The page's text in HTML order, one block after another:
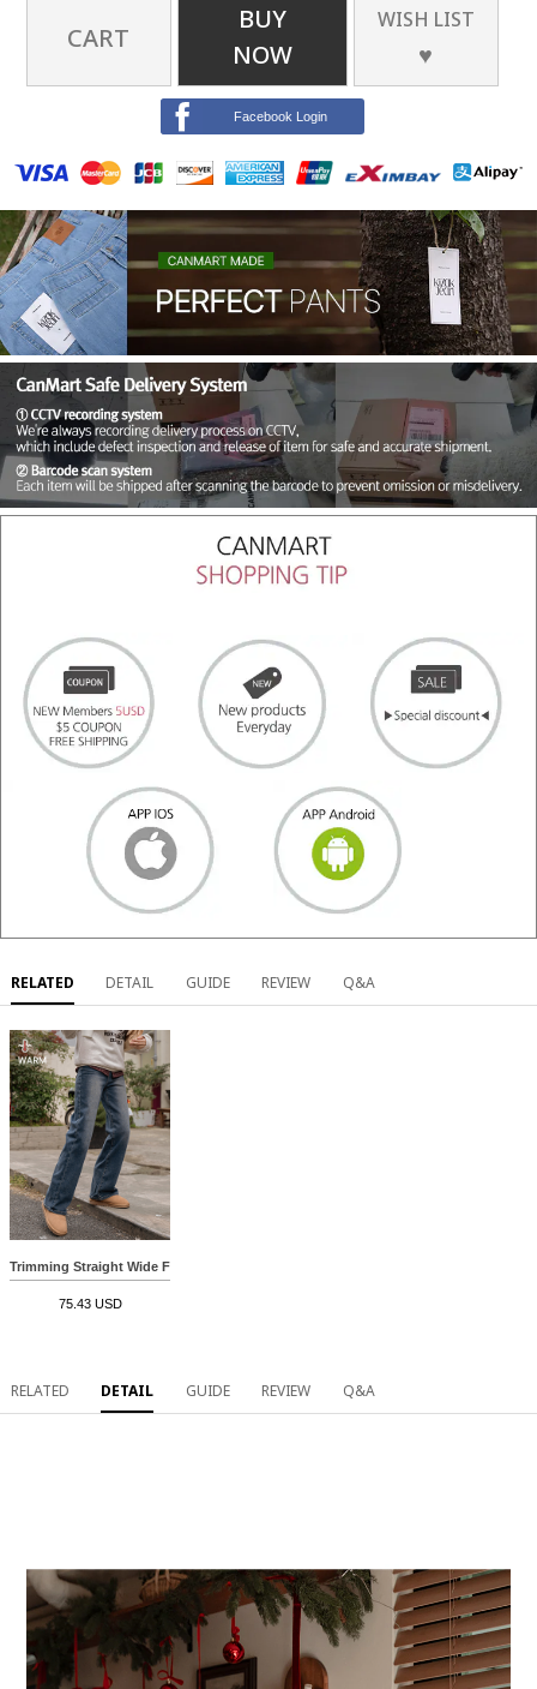
CART
BUY
NOW
WISH LIST
♥
Facebook Login
RELATED DETAIL GUIDE REVIEW Q&A
Trimming Straight Wide Fleece lined Banding Pants
75.43 USD
RELATED DETAIL GUIDE REVIEW Q&A